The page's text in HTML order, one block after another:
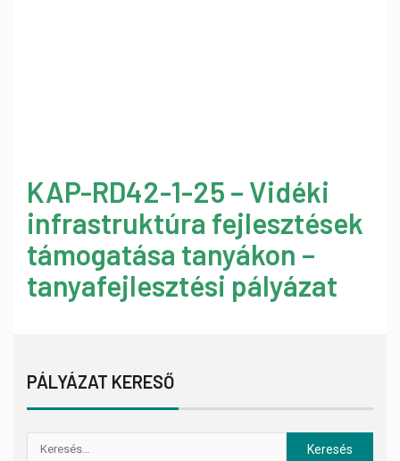
KAP-RD42-1-25 – Vidéki
infrastruktúra fejlesztések
támogatása tanyákon –
tanyafejlesztési pályázat
PÁLYÁZAT KERESŐ